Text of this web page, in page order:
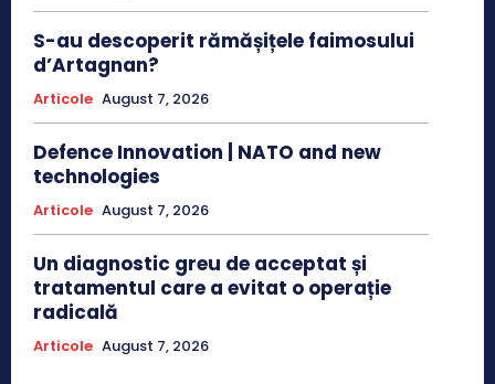
S-au descoperit rămășițele faimosului
d’Artagnan?
Articole August 7, 2026
Defence Innovation | NATO and new
technologies
Articole August 7, 2026
Un diagnostic greu de acceptat și
tratamentul care a evitat o operație
radicală
Articole August 7, 2026